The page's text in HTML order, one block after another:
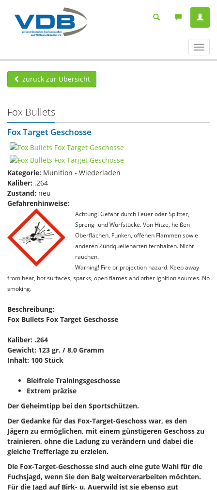
ein-/
zurück zur Übersicht
Fox Bullets
Fox Target Geschosse
Kategorie: Munition - Wiederladen
Kaliber: .264
Zustand: neu
Gefahrenhinweise:
Achtung! Gefahr durch Feuer oder Splitter,
Spreng- und Wurfstücke. Von Hitze, heißen
Oberflächen, Funken, offenen Flammen sowie
anderen Zündquellenarten fernhalten. Nicht
rauchen.
Warning! Fire or projection hazard. Keep away
from heat, hot surfaces, sparks, open flames and other ignition sources. No
smoking.
Beschreibung:
Fox Bullets Fox Target Geschosse
Kaliber: .264
Gewicht: 123 gr. / 8,0 Gramm
Inhalt: 100 Stück
Bleifreie Trainingsgeschosse
Extrem präzise
Der Geheimtipp bei den Sportschützen.
Der Gedanke für das Fox-Target-Geschoss war, es den
Jägern zu ermöglichen, mit einem günstigeren Geschoss zu
trainieren, ohne die Ladung zu verändern und dabei die
gleiche Trefferlage zu erzielen.
Die Fox-Target-Geschosse sind auch eine gute Wahl für die
Fuchsjagd, wenn Sie den Balg weiterverarbeiten möchten.
Für die Jagd auf Birk- u. Auerwild ist sie ebenso gut